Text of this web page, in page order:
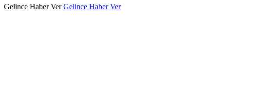
Gelince Haber Ver Gelince Haber Ver